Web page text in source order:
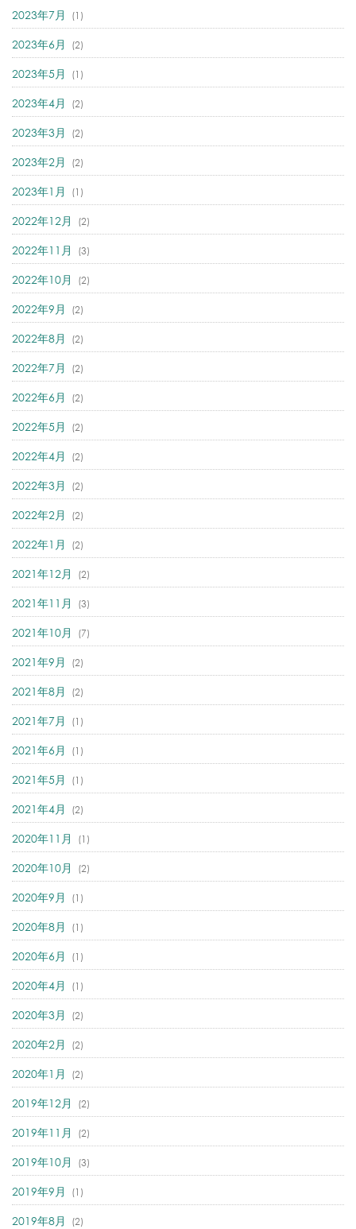
2023年7月 (1)
2023年6月 (2)
2023年5月 (1)
2023年4月 (2)
2023年3月 (2)
2023年2月 (2)
2023年1月 (1)
2022年12月 (2)
2022年11月 (3)
2022年10月 (2)
2022年9月 (2)
2022年8月 (2)
2022年7月 (2)
2022年6月 (2)
2022年5月 (2)
2022年4月 (2)
2022年3月 (2)
2022年2月 (2)
2022年1月 (2)
2021年12月 (2)
2021年11月 (3)
2021年10月 (7)
2021年9月 (2)
2021年8月 (2)
2021年7月 (1)
2021年6月 (1)
2021年5月 (1)
2021年4月 (2)
2020年11月 (1)
2020年10月 (2)
2020年9月 (1)
2020年8月 (1)
2020年6月 (1)
2020年4月 (1)
2020年3月 (2)
2020年2月 (2)
2020年1月 (2)
2019年12月 (2)
2019年11月 (2)
2019年10月 (3)
2019年9月 (1)
2019年8月 (2)